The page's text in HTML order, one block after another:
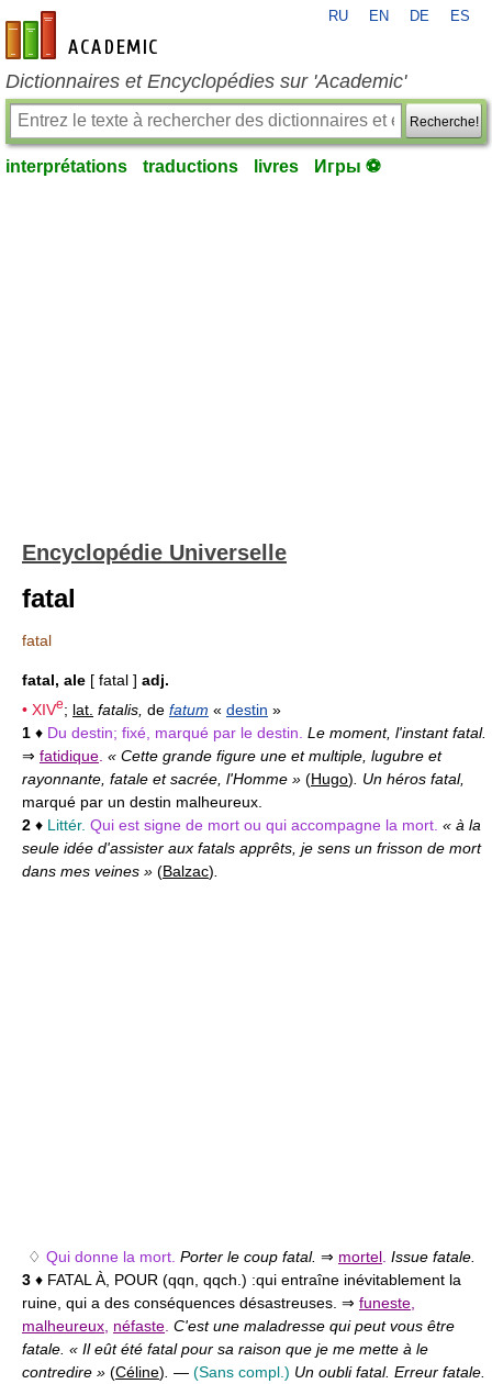
fr-academic.com
RU EN DE ES
Dictionnaires et Encyclopédies sur 'Academic'
Recherche!
interprétations traductions livres Игры ⚽
Encyclopédie Universelle
fatal
fatal
fatal, ale [ fatal ] adj.
• XIVe; lat. fatalis, de fatum « destin »
1 ♦ Du destin; fixé, marqué par le destin. Le moment, l'instant fatal.
⇒ fatidique « Cette grande figure une et multiple, lugubre et
rayonnante, fatale et sacrée, l'Homme » (Hugo) . Un héros fatal,
marqué par un destin malheureux.
2 ♦ Littér. Qui est signe de mort ou qui accompagne la mort. « à la
seule idée d'assister aux fatals apprêts, je sens un frisson de mort
dans mes veines » (Balzac)
♢ Qui donne la mort. Porter le coup fatal. ⇒ mortel Issue fatale.
3 ♦ FATAL À, POUR (qqn, qqch.) :qui entraîne inévitablement la
ruine, qui a des conséquences désastreuses. ⇒ funeste
malheureux néfaste C'est une maladresse qui peut vous être
fatale. « Il eût été fatal pour sa raison que je me mette à le
contredire » (Céline) — (Sans compl.) Un oubli fatal. Erreur fatale.